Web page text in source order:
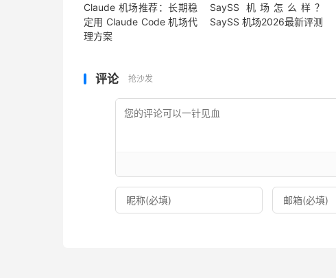
Claude 机场推荐：长期稳
定用 Claude Code 机场代
理方案
SaySS 机场怎么样？
SaySS 机场2026最新评测
评论 抢沙发